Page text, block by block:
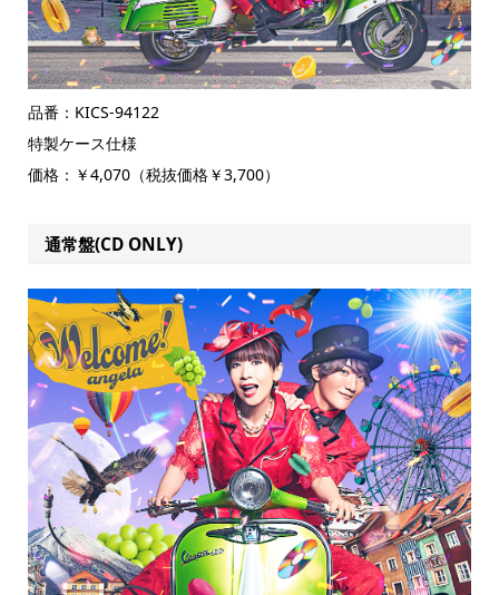
品番：KICS-94122
特製ケース仕様
価格：￥4,070（税抜価格￥3,700）
通常盤(CD ONLY)